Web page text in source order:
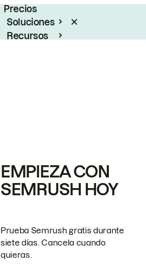
Precios
Soluciones
Recursos
EMPIEZA CON
SEMRUSH HOY
Prueba Semrush gratis durante
siete días. Cancela cuando
quieras.